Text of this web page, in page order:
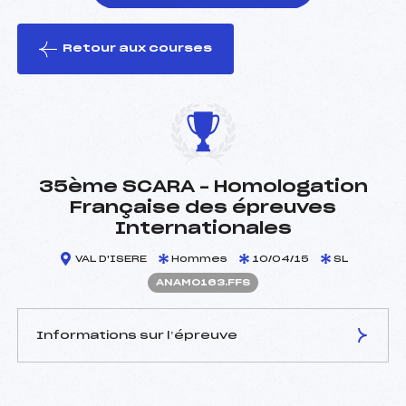
le ski
Retour aux courses
35ème SCARA – Homologation
Française des épreuves
Internationales
VAL D'ISERE Hommes 10/04/15 SL
ANAM0163.FFS
Informations sur l’épreuve